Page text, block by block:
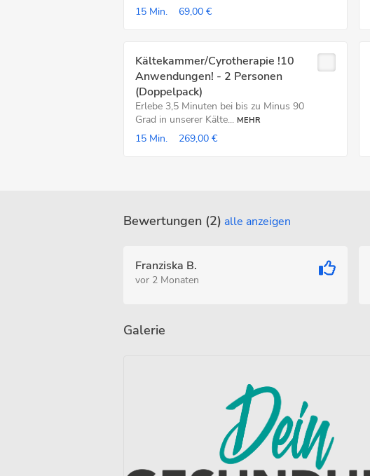
15 Min. 69,00 €
Kältekammer/Cyrotherapie !10
Anwendungen! - 2 Personen
(Doppelpack)
Erlebe 3,5 Minuten bei bis zu Minus 90
Grad in unserer Kälte... MEHR
15 Min. 269,00 €
Bewertungen (2) alle anzeigen
Franziska B.
vor 2 Monaten
Galerie